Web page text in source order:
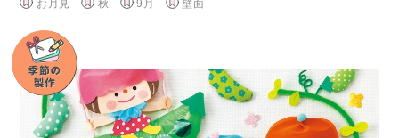
お月見 秋 9月 壁面